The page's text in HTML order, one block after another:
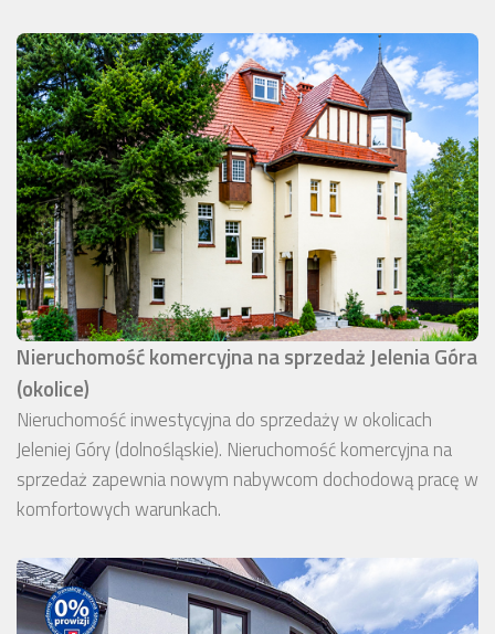
Nieruchomość komercyjna na sprzedaż Jelenia Góra
(okolice)
Nieruchomość inwestycyjna do sprzedaży w okolicach
Jeleniej Góry (dolnośląskie). Nieruchomość komercyjna na
sprzedaż zapewnia nowym nabywcom dochodową pracę w
komfortowych warunkach.